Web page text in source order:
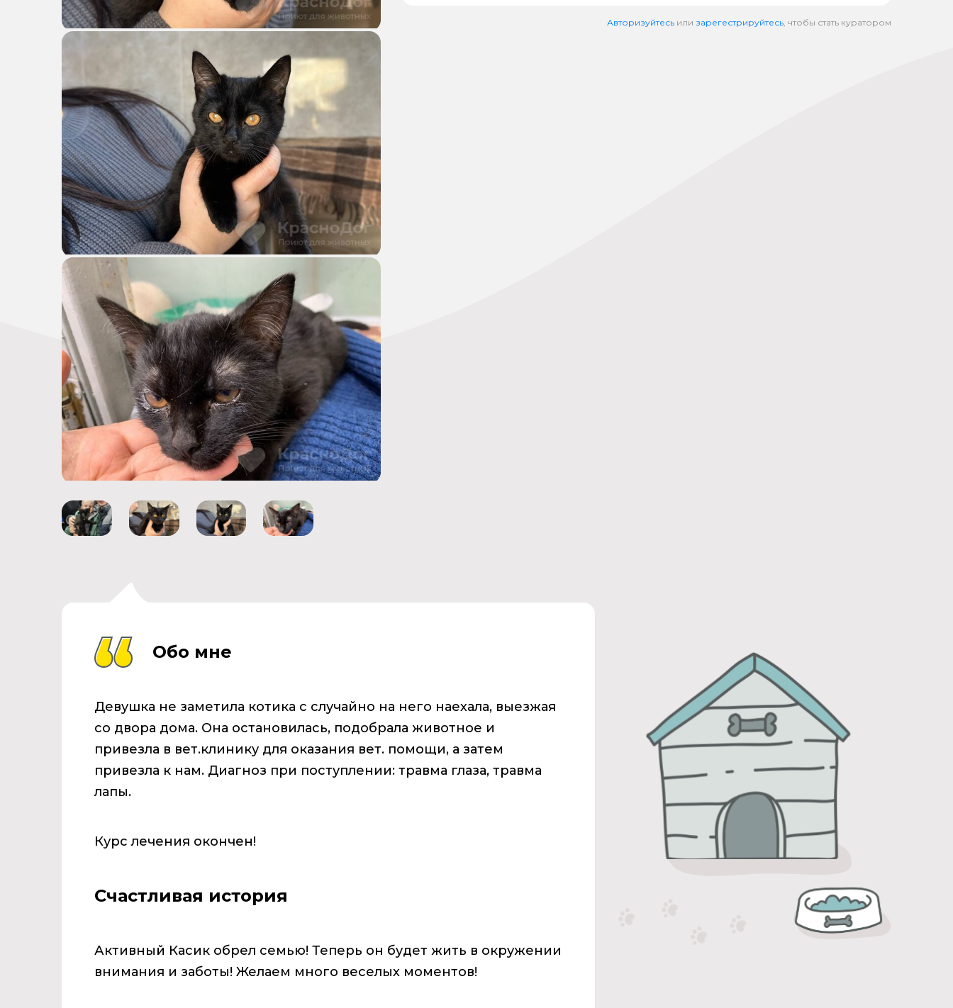
Авторизуйтесь или зарегестрируйтесь , чтобы стать куратором
Обо мне
Девушка не заметила котика с случайно на него наехала, выезжая
со двора дома. Она остановилась, подобрала животное и
привезла в вет.клинику для оказания вет. помощи, а затем
привезла к нам. Диагноз при поступлении: травма глаза, травма
лапы.
Курс лечения окончен!
Счастливая история
Активный Касик обрел семью! Теперь он будет жить в окружении
внимания и заботы! Желаем много веселых моментов!